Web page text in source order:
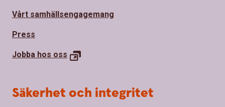
Vårt samhällsengagemang
Press
Jobba hos oss
Säkerhet och integritet